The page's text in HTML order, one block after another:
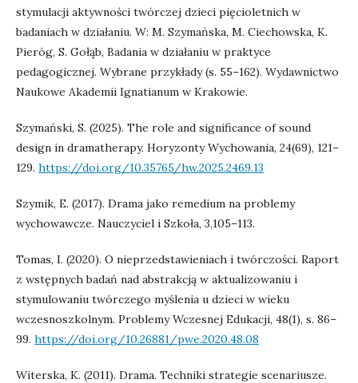
stymulacji aktywności twórczej dzieci pięcioletnich w
badaniach w działaniu. W: M. Szymańska, M. Ciechowska, K.
Pieróg, S. Gołąb, Badania w działaniu w praktyce
pedagogicznej. Wybrane przykłady (s. 55–162). Wydawnictwo
Naukowe Akademii Ignatianum w Krakowie.
Szymański, S. (2025). The role and significance of sound
design in dramatherapy. Horyzonty Wychowania, 24(69), 121–
129. https://doi.org/10.35765/hw.2025.2469.13
Szymik, E. (2017). Drama jako remedium na problemy
wychowawcze. Nauczyciel i Szkoła, 3,105–113.
Tomas, I. (2020). O nieprzedstawieniach i twórczości. Raport
z wstępnych badań nad abstrakcją w aktualizowaniu i
stymulowaniu twórczego myślenia u dzieci w wieku
wczesnoszkolnym. Problemy Wczesnej Edukacji, 48(1), s. 86–
99. https://doi.org/10.26881/pwe.2020.48.08
Witerska, K. (2011). Drama. Techniki strategie scenariusze.